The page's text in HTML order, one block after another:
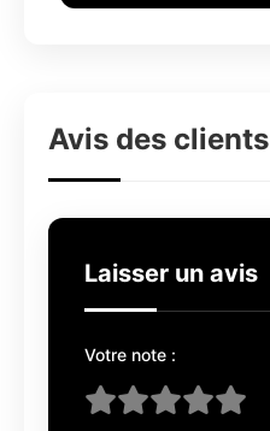
Avis des clients
Laisser un avis
Votre note :